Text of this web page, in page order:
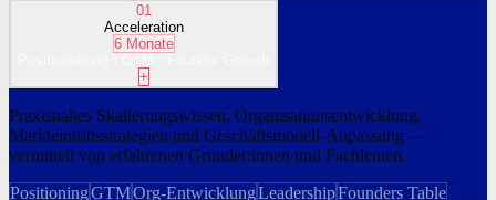
01
Acceleration
6 Monate
+
Praxisnahes Skalierungswissen, Organisationsentwicklung,
Markteintrittsstrategien und Geschäftsmodell-Anpassung —
vermittelt von erfahrenen Gründer:innen und Fachleuten.
PositioningGTMOrg-EntwicklungLeadershipFounders Table